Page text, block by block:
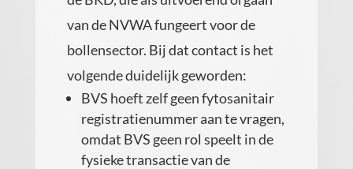
van de NVWA fungeert voor de
bollensector. Bij dat contact is het
volgende duidelijk geworden:
BVS hoeft zelf geen fytosanitair
registratienummer aan te vragen,
omdat BVS geen rol speelt in de
fysieke transactie van de